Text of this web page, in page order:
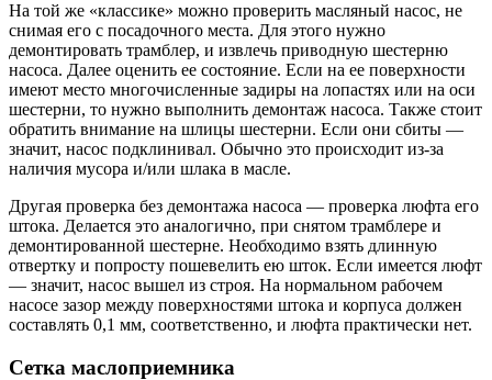
На той же «классике» можно проверить масляный насос, не
снимая его с посадочного места. Для этого нужно
демонтировать трамблер, и извлечь приводную шестерню
насоса. Далее оценить ее состояние. Если на ее поверхности
имеют место многочисленные задиры на лопастях или на оси
шестерни, то нужно выполнить демонтаж насоса. Также стоит
обратить внимание на шлицы шестерни. Если они сбиты —
значит, насос подклинивал. Обычно это происходит из-за
наличия мусора и/или шлака в масле.
Другая проверка без демонтажа насоса — проверка люфта его
штока. Делается это аналогично, при снятом трамблере и
демонтированной шестерне. Необходимо взять длинную
отвертку и попросту пошевелить ею шток. Если имеется люфт
— значит, насос вышел из строя. На нормальном рабочем
насосе зазор между поверхностями штока и корпуса должен
составлять 0,1 мм, соответственно, и люфта практически нет.
Сетка маслоприемника